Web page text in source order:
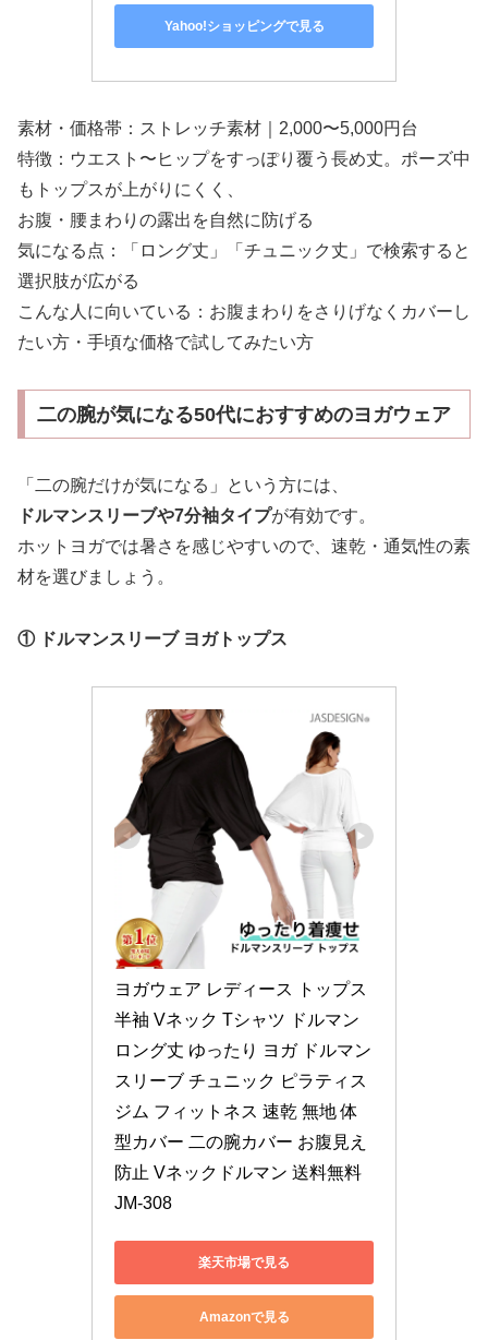
Yahoo!ショッピングで見る
素材・価格帯：ストレッチ素材｜2,000〜5,000円台
特徴：ウエスト〜ヒップをすっぽり覆う長め丈。ポーズ中
もトップスが上がりにくく、
お腹・腰まわりの露出を自然に防げる
気になる点：「ロング丈」「チュニック丈」で検索すると
選択肢が広がる
こんな人に向いている：お腹まわりをさりげなくカバーし
たい方・手頃な価格で試してみたい方
二の腕が気になる50代におすすめのヨガウェア
「二の腕だけが気になる」という方には、
ドルマンスリーブや7分袖タイプが有効です。
ホットヨガでは暑さを感じやすいので、速乾・通気性の素
材を選びましょう。
① ドルマンスリーブ ヨガトップス
ヨガウェア レディース トップス
半袖 Vネック Tシャツ ドルマン
ロング丈 ゆったり ヨガ ドルマン
スリーブ チュニック ピラティス
ジム フィットネス 速乾 無地 体
型カバー 二の腕カバー お腹見え
防止 Vネックドルマン 送料無料
JM-308
楽天市場で見る
Amazonで見る